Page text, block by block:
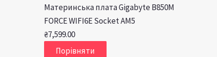
Материнська плата Gigabyte B850M
FORCE WIFI6E Socket AM5
₴7,599.00
Порівняти